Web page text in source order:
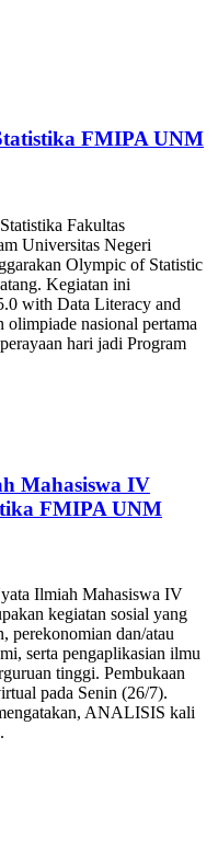
FMIPA UNM
Fakultas
Universitas Negeri
Olympic of Statistic
Kegiatan ini
with Data Literacy and
nasional pertama
hari jadi Program
Mahasiswa IV
FMIPA UNM
Ilmiah Mahasiswa IV
kegiatan sosial yang
perekonomian dan/atau
serta pengaplikasian ilmu
tinggi. Pembukaan
pada Senin (26/7).
ANALISIS kali